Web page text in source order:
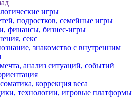
игры
подростков, семейные игры
финансы, бизнес-игры
секс
знакомство с внутренним
анализ ситуаций, событий
коррекция веса
технологии, игровые платформы